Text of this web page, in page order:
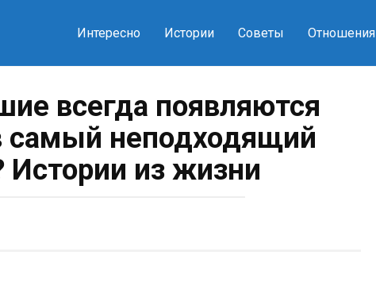
Интересно Истории Советы Отношения
всегда появляются
самый неподходящий
Истории из жизни